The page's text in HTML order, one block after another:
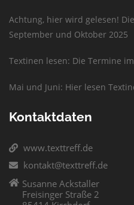
Achtung, hier wird gelesen!
September und Oktober 2025
Textinen lesen: Die Termine
Mai und Juni: Hier lesen
Kontaktdaten
www.texttreff.de
kontakt@texttreff.de
Susanne Ackstaller
Freisinger Straße 2